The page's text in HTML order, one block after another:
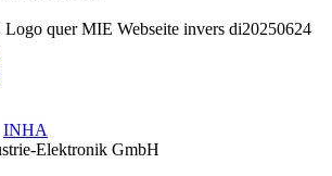
INHA
Elektronik GmbH